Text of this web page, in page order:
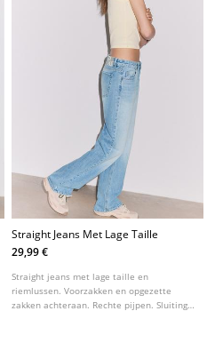
Straight Jeans Met Lage Taille
29,99 €
Straight jeans met lage taille en
riemlussen. Voorzakken en opgezette
zakken achteraan. Rechte pijpen. Sluiting